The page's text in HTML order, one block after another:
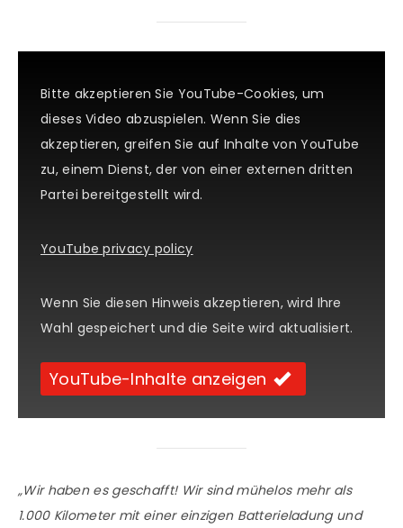
Bitte akzeptieren Sie YouTube-Cookies, um
dieses Video abzuspielen. Wenn Sie dies
akzeptieren, greifen Sie auf Inhalte von YouTube
zu, einem Dienst, der von einer externen dritten
Partei bereitgestellt wird.
YouTube privacy policy
Wenn Sie diesen Hinweis akzeptieren, wird Ihre
Wahl gespeichert und die Seite wird aktualisiert.
YouTube-Inhalte anzeigen
„Wir haben es geschafft! Wir sind mühelos mehr als
1.000 Kilometer mit einer einzigen Batterieladung und